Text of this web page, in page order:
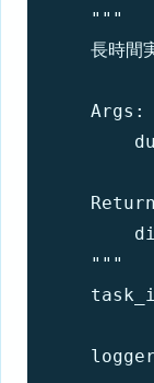
    """
長時間
    Args:
    """